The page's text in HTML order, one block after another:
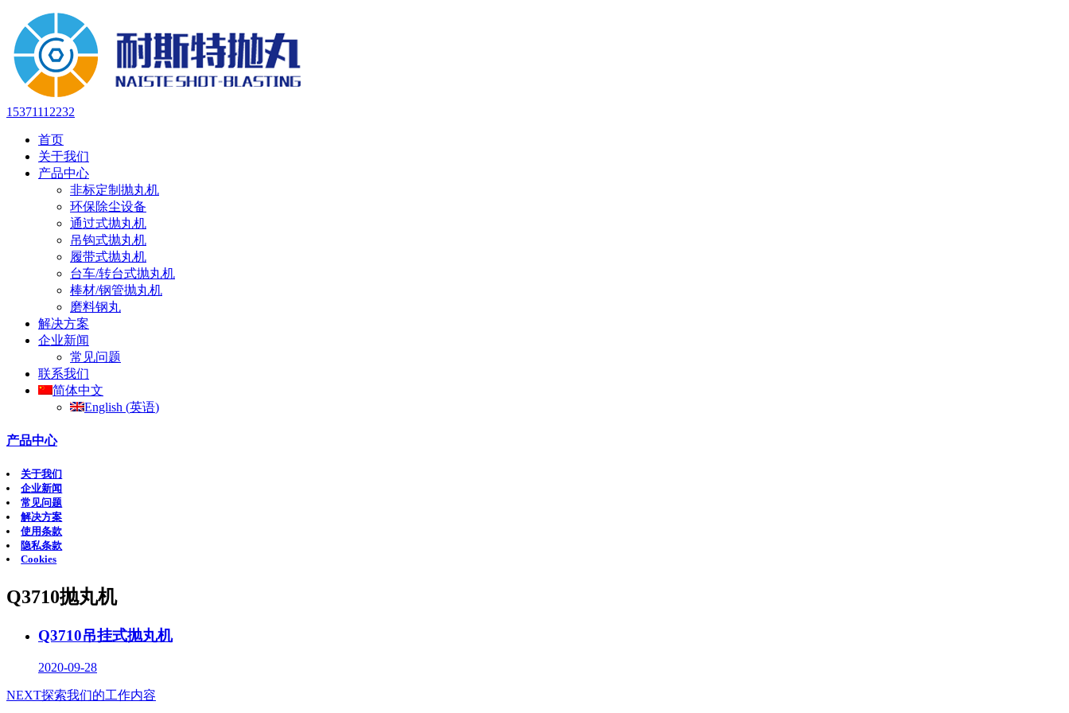
15371112232
首页
关于我们
产品中心
非标定制抛丸机
环保除尘设备
通过式抛丸机
吊钩式抛丸机
履带式抛丸机
台车/转台式抛丸机
棒材/钢管抛丸机
磨料钢丸
解决方案
企业新闻
常见问题
联系我们
简体中文
English (英语)
产品中心
关于我们
企业新闻
常见问题
解决方案
使用条款
隐私条款
Cookies
Q3710抛丸机
Q3710吊挂式抛丸机
2020-09-28
NEXT探索我们的工作内容